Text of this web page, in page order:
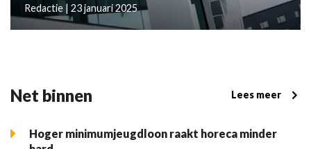
Redactie | 23 januari 2025
Net binnen Lees meer
Hoger minimumjeugdloon raakt horeca minder